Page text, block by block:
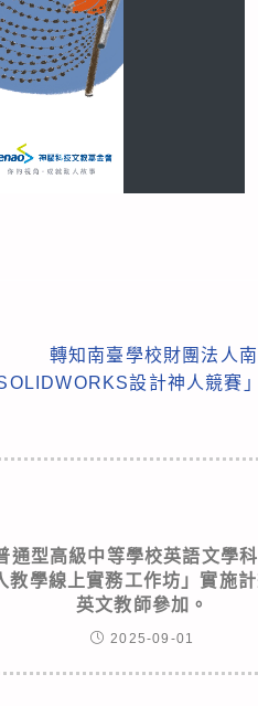
轉知南臺學校財團法人
設計神人競賽
通型高級中等學校英語文學
教學線上實務工作坊」實施
英文教師參加。
2025-09-01